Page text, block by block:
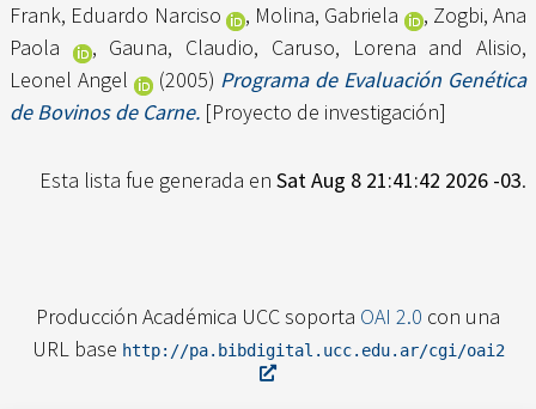
Frank, Eduardo Narciso
, Molina, Gabriela , Zogbi, Ana
Paola
, Gauna, Claudio, Caruso, Lorena andAlisio,
Leonel Angel
(2005) Programa de Evaluación Genética
de Bovinos de Carne. [Proyecto de investigación]
Esta lista fue generada en Sat Aug 8 21:41:42 2026 -03.
Producción Académica UCC soporta OAI 2.0 con una
URL base http://pa.bibdigital.ucc.edu.ar/cgi/oai2